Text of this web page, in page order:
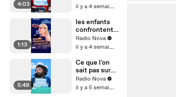
4:03
chronique de
Meurice dans
"La dernière"
il y a 4 semaines
1:13
les enfants
confrontent
nos
conceptions
Camille
Chamoux
dans "Nova le
soir"
Radio Nova
il y a 4 semaines
5:49
Ce que l'on
sait pas sur
l'invitée
Gwenola
Radio Nova
il y a 5 semaines